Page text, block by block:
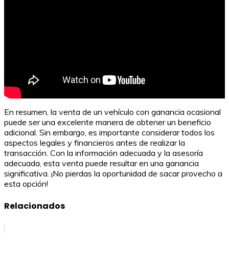
En resumen, la venta de un vehículo con ganancia ocasional
puede ser una excelente manera de obtener un beneficio
adicional. Sin embargo, es importante considerar todos los
aspectos legales y financieros antes de realizar la
transacción. Con la información adecuada y la asesoría
adecuada, esta venta puede resultar en una ganancia
significativa. ¡No pierdas la oportunidad de sacar provecho a
esta opción!
Relacionados